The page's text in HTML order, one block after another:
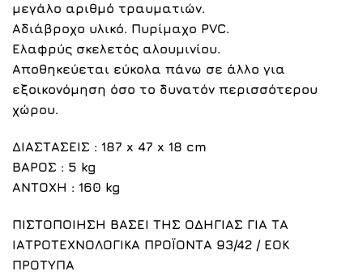
μεγάλο αριθμό τραυματιών.
Αδιάβροχο υλικό. Πυρίμαχο PVC.
Ελαφρύς σκελετός αλουμινίου.
Αποθηκεύεται εύκολα πάνω σε άλλο για
εξοικονόμηση όσο το δυνατόν περισσότερου
χώρου.
ΔΙΑΣΤΑΣΕΙΣ : 187 x 47 x 18 cm
ΒΑΡΟΣ : 5 kg
ΑΝΤΟΧΗ : 160 kg
ΠΙΣΤΟΠΟΙΗΣΗ ΒΑΣΕΙ ΤΗΣ ΟΔΗΓΙΑΣ ΓΙΑ ΤΑ
ΙΑΤΡΟΤΕΧΝΟΛΟΓΙΚΑ ΠΡΟΪΟΝΤΑ 93/42 / ΕΟΚ
ΠΡΟΤΥΠΑ